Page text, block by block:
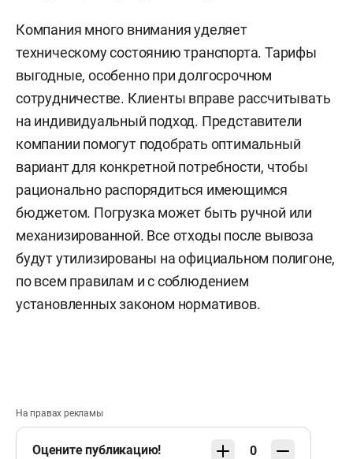
Компания много внимания уделяет
техническому состоянию транспорта. Тарифы
выгодные, особенно при долгосрочном
сотрудничестве. Клиенты вправе рассчитывать
на индивидуальный подход. Представители
компании помогут подобрать оптимальный
вариант для конкретной потребности, чтобы
рационально распорядиться имеющимся
бюджетом. Погрузка может быть ручной или
механизированной. Все отходы после вывоза
будут утилизированы на официальном полигоне,
по всем правилам и с соблюдением
установленных законом нормативов.
На правах рекламы
Оцените публикацию! 0